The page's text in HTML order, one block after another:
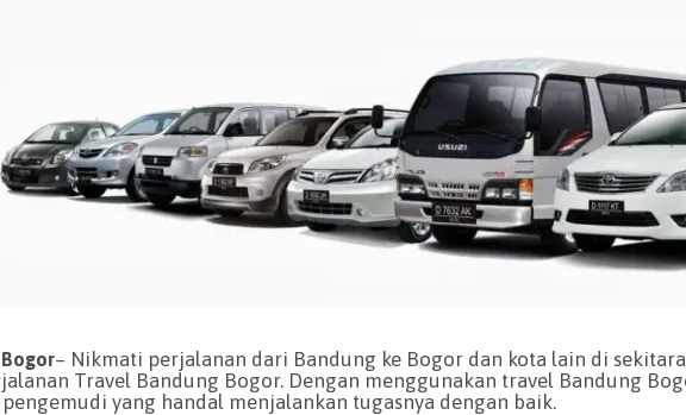
– Nikmati perjalanan dari Bandung ke Bogor dan kota lain di
Travel Bandung Bogor. Dengan menggunakan travel Bandung
yang handal menjalankan tugasnya dengan baik.